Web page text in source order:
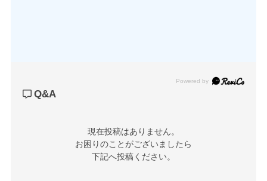
Powered by
Q&A
現在投稿はありません。
お困りのことがございましたら
下記へ投稿ください。